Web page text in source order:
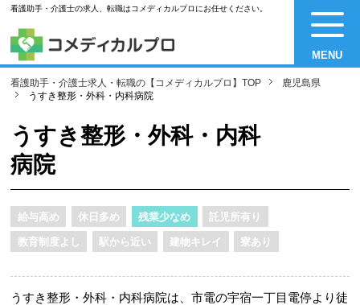
看護助手・介護士の求人、転職はコメディカルプロにお任せください。
MENU
看護助手・介護士求人・転職の【コメディカルプロ】TOP
鹿児島県
うすき整形・外科・内科病院
うすき整形・外科・内科
病院
給与高め 休日多め 残業少なめ 託児所有り
教育制度よし 駅から近い 建物キレイ 寮あり
うすき整形・外科・内科病院は、市電の宇宿一丁目電停より徒